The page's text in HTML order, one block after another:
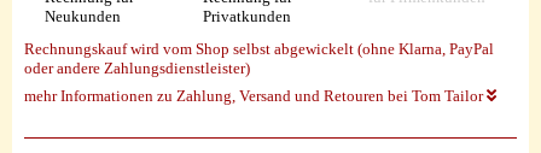
Neukunden
Privatkunden
Rechnungskauf wird vom Shop selbst abgewickelt (ohne Klarna, PayPal
oder andere Zahlungsdienstleister)
mehr Informationen zu Zahlung, Versand und Retouren bei Tom Tailor